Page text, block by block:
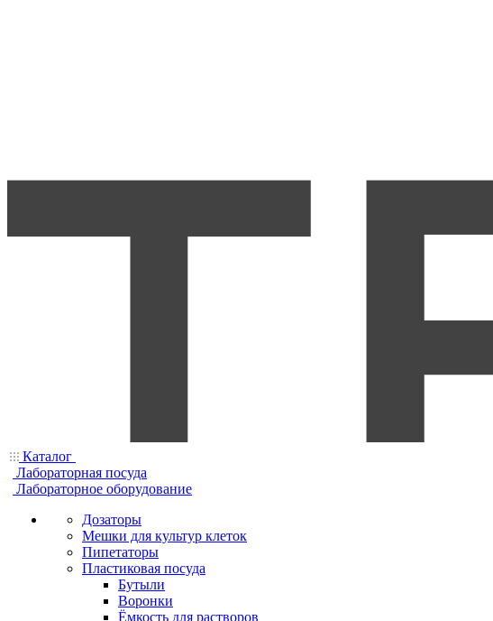
Каталог
Лабораторная посуда
Лабораторное оборудование
Дозаторы
Мешки для культур клеток
Пипетаторы
Пластиковая посуда
Бутыли
Воронки
Ёмкость для растворов